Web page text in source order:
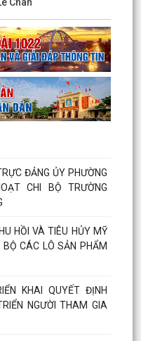
Chân
NHIỆM VỤ THÁNG
ĐẢNG ỦY PHƯỜNG
QUẢ SAU SẮP XẾP
ĐỘI NGŨ CÁN BỘ,
ĐẢNG ỦY PHƯỜNG
CHI BỘ TRƯỜNG
HỒI VÀ TIÊU HỦY MỸ
CÁC LÔ SẢN PHẨM
KHAI QUYẾT ĐỊNH
NGƯỜI THAM GIA